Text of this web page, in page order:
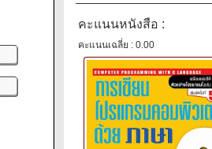
คะแนนหนังสือ :
คะแนนเฉลี่ย : 0.00